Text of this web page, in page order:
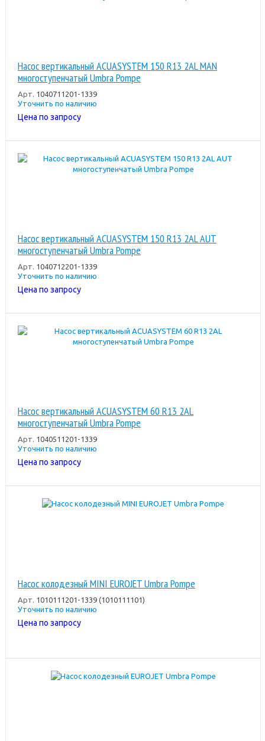
Насос вертикальный ACUASYSTEM 150 R13 2AL MAN
многоступенчатый Umbra Pompe
Арт. 1040711201-1339
Уточнить по наличию
Цена по запросу
Насос вертикальный ACUASYSTEM 150 R13 2AL AUT
многоступенчатый Umbra Pompe
Арт. 1040712201-1339
Уточнить по наличию
Цена по запросу
Насос вертикальный ACUASYSTEM 60 R13 2AL
многоступенчатый Umbra Pompe
Арт. 1040511201-1339
Уточнить по наличию
Цена по запросу
Насос колодезный MINI EUROJET Umbra Pompe
Арт. 1010111201-1339 (1010111101)
Уточнить по наличию
Цена по запросу